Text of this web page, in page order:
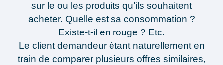
sur le ou les produits qu’ils souhaitent
acheter. Quelle est sa consommation ?
Existe-t-il en rouge ? Etc.
Le client demandeur étant naturellement en
train de comparer plusieurs offres similaires,